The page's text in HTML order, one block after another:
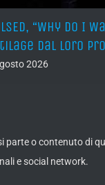
“Why Do I
dal loro
2026
parte o contenuto di
e social network.